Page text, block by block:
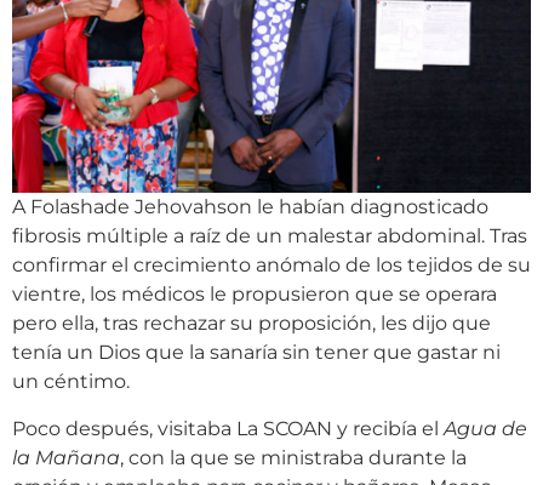
A Folashade Jehovahson le habían diagnosticado
fibrosis múltiple a raíz de un malestar abdominal. Tras
confirmar el crecimiento anómalo de los tejidos de su
vientre, los médicos le propusieron que se operara
pero ella, tras rechazar su proposición, les dijo que
tenía un Dios que la sanaría sin tener que gastar ni
un céntimo.
Poco después, visitaba La SCOAN y recibía elAgua de
la Mañana, con la que se ministraba durante la